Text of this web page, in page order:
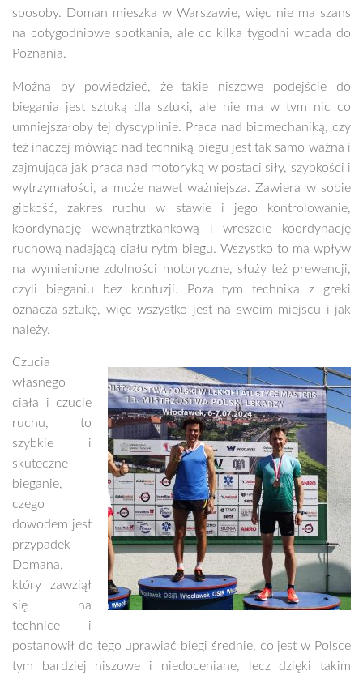
sposoby. Doman mieszka w Warszawie, więc nie ma szans
na cotygodniowe spotkania, ale co kilka tygodni wpada do
Poznania.
Można by powiedzieć, że takie niszowe podejście do
biegania jest sztuką dla sztuki, ale nie ma w tym nic co
umniejszałoby tej dyscyplinie. Praca nad biomechaniką, czy
też inaczej mówiąc nad techniką biegu jest tak samo ważna i
zajmująca jak praca nad motoryką w postaci siły, szybkości i
wytrzymałości, a może nawet ważniejsza. Zawiera w sobie
gibkość, zakres ruchu w stawie i jego kontrolowanie,
koordynację wewnątrztkankową i wreszcie koordynację
ruchową nadającą ciału rytm biegu. Wszystko to ma wpływ
na wymienione zdolności motoryczne, służy też prewencji,
czyli bieganiu bez kontuzji. Poza tym technika z greki
oznacza sztukę, więc wszystko jest na swoim miejscu i jak
należy.
Czucia
własnego
ciała i czucie
ruchu, to
szybkie i
skuteczne
bieganie,
czego
dowodem jest
przypadek
Domana,
który zawziął
się na
technice i
postanowił do tego uprawiać biegi średnie, co jest w Polsce
tym bardziej niszowe i niedoceniane, lecz dzięki takim